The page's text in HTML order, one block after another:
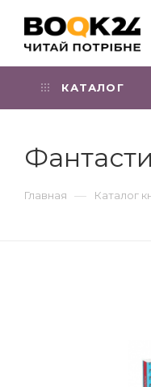
КАТАЛОГ
Главная — Каталог